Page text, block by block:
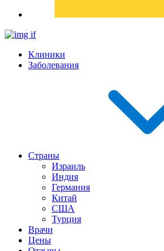
Клиники
Заболевания
Страны
Израиль
Индия
Германия
Китай
США
Турция
Врачи
Цены